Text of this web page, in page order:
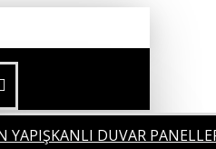
YAPIŞKANLI DUVAR